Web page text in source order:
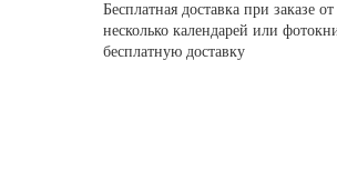
Бесплатная доставка при заказе
несколько календарей или
бесплатную доставку